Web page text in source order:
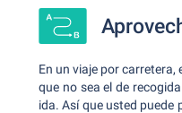
En un viaje por carretera,
que no sea el de
ida. Así que usted puede